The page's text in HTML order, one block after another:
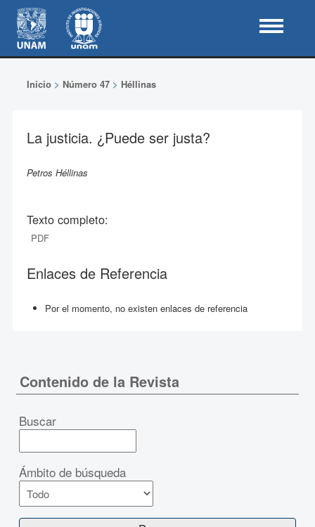
Inicio> Número 47> Héllinas
La justicia. ¿Puede ser justa?
Petros Héllinas
Texto completo:
PDF
Enlaces de Referencia
Por el momento, no existen enlaces de referencia
Contenido de la Revista
Buscar
Ámbito de búsqueda